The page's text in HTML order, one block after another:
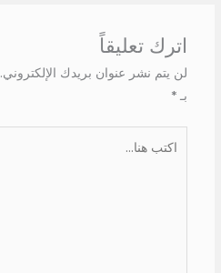
اترك تعليقاً
لن يتم نشر عنوان بريدك الإلكتروني.
بـ *